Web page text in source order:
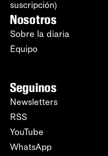
suscripción)
Nosotros
Sobre la diaria
Equipo
Seguinos
Newsletters
RSS
YouTube
WhatsApp